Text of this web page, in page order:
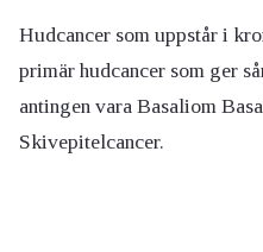
Hudcancer som uppstår i
primär hudcancer som ger
antingen vara Basaliom
Skivepitelcancer.